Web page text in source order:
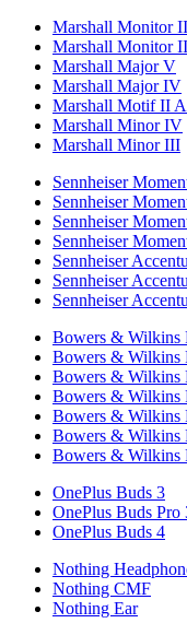
Marshall Monitor
Marshall Monitor
Marshall Major V
Marshall Major IV
Marshall Motif II
Marshall Minor IV
Marshall Minor III
Sennheiser
Sennheiser
Sennheiser
Sennheiser
Sennheiser
Sennheiser
Sennheiser
Bowers & Wilkins
Bowers & Wilkins
Bowers & Wilkins
Bowers & Wilkins
Bowers & Wilkins
Bowers & Wilkins
Bowers & Wilkins
OnePlus Buds 3
OnePlus Buds Pro
OnePlus Buds 4
Nothing
Nothing CMF
Nothing Ear